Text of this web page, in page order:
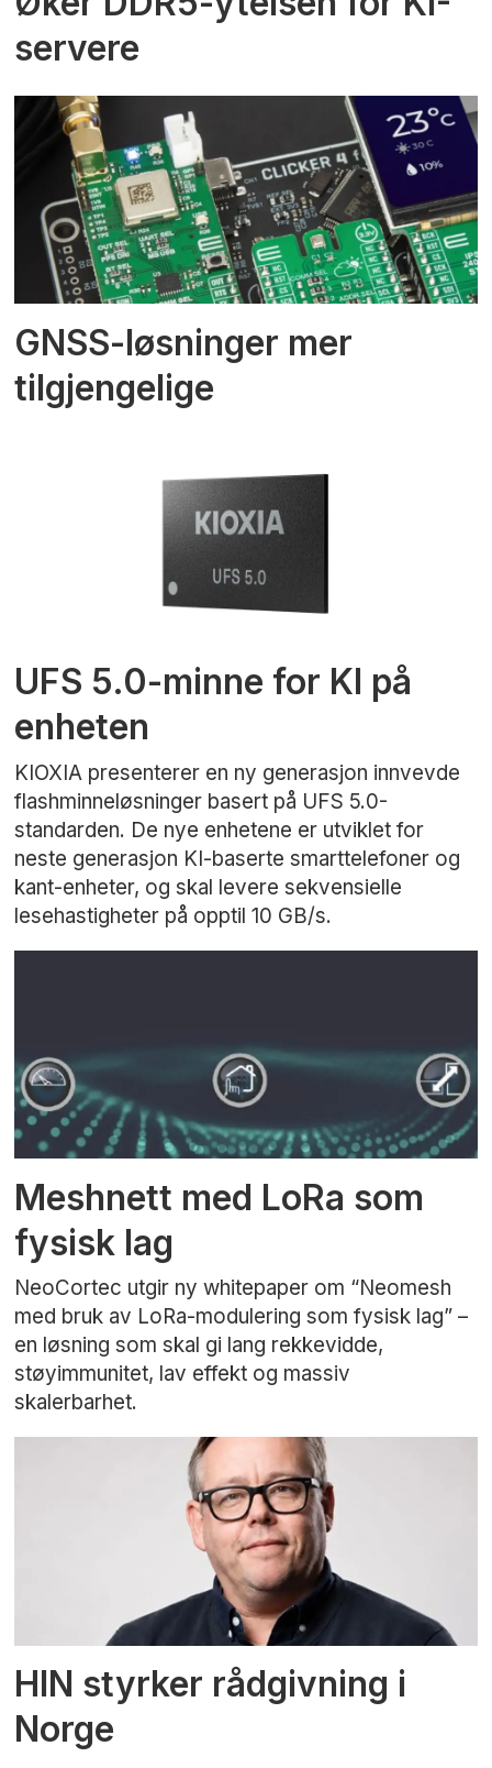
servere
GNSS-løsninger mer
tilgjengelige
UFS 5.0-minne for KI på
enheten
KIOXIA presenterer en ny generasjon innvevde
flashminneløsninger basert på UFS 5.0-
standarden. De nye enhetene er utviklet for
neste generasjon KI-baserte smarttelefoner og
kant-enheter, og skal levere sekvensielle
lesehastigheter på opptil 10 GB/s.
Meshnett med LoRa som
fysisk lag
NeoCortec utgir ny whitepaper om “Neomesh
med bruk av LoRa-modulering som fysisk lag” –
en løsning som skal gi lang rekkevidde,
støyimmunitet, lav effekt og massiv
skalerbarhet.
HIN styrker rådgivning i
Norge